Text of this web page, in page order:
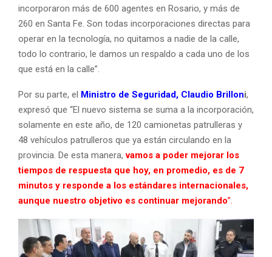
incorporaron más de 600 agentes en Rosario, y más de
260 en Santa Fe. Son todas incorporaciones directas para
operar en la tecnología, no quitamos a nadie de la calle,
todo lo contrario, le damos un respaldo a cada uno de los
que está en la calle”.
Por su parte, el Ministro de Seguridad, Claudio Brilloni,
expresó que “El nuevo sistema se suma a la incorporación,
solamente en este año, de 120 camionetas patrulleras y
48 vehículos patrulleros que ya están circulando en la
provincia. De esta manera,vamos a poder mejorar los
tiempos de respuesta que hoy, en promedio, es de 7
minutos y responde a los estándares internacionales,
aunque nuestro objetivo es continuar mejorando”.